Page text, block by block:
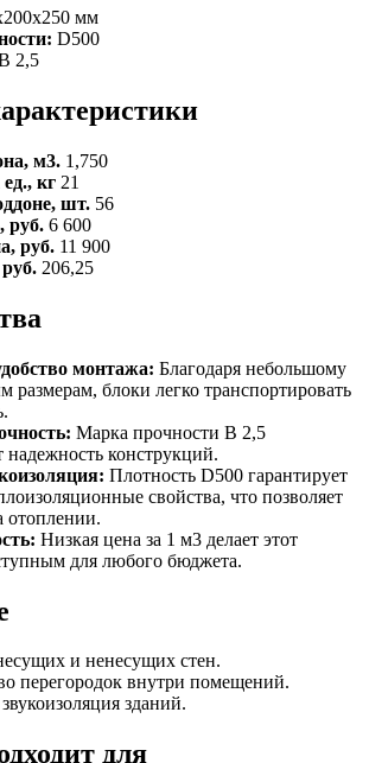
мм
D500
2,5
м3. 1,750
кг 21
шт. 56
руб. 6 600
руб. 11 900
206,25
монтажа: Благодаря небольшому
размерам, блоки легко транспортировать
Марка прочности B 2,5
надежность конструкций.
Плотность D500 гарантирует
свойства, что позволяет
отоплении.
Низкая цена за 1 м3 делает этот
для любого бюджета.
и ненесущих стен.
перегородок внутри помещений.
зданий.
для